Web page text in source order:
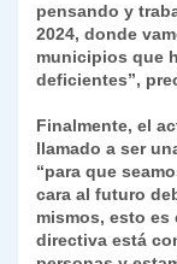
pensando y
2024, donde
municipios que
deficientes”,
Finalmente, el
llamado a ser
“para que
cara al futuro
mismos, esto
directiva está